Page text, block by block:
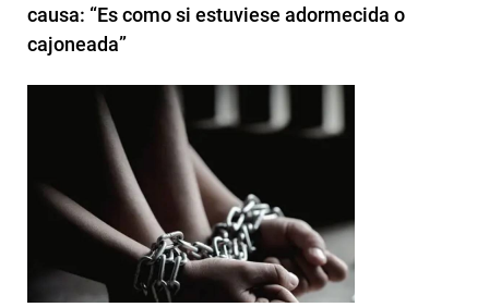
causa: “Es como si estuviese adormecida o
cajoneada”